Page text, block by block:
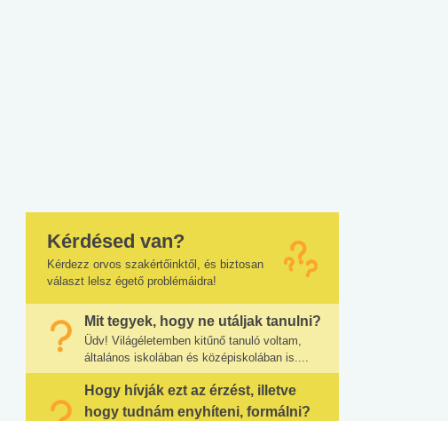
Kérdésed van?
Kérdezz orvos szakértőinktől, és biztosan
választ lelsz égető problémáidra!
Mit tegyek, hogy ne utáljak tanulni?
Üdv! Világéletemben kitűnő tanuló voltam,
általános iskolában és középiskolában is....
Hogy hívják ezt az érzést, illetve
hogy tudnám enyhíteni, formálni?